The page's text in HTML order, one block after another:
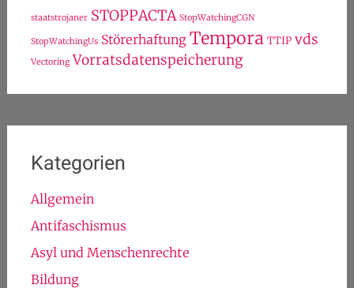
staatstrojaner STOPPACTA StopWatchingCGN
StopWatchingUs Störerhaftung Tempora TTIP vds
Vectoring Vorratsdatenspeicherung
Kategorien
Allgemein
Antifaschismus
Asyl und Menschenrechte
Bildung